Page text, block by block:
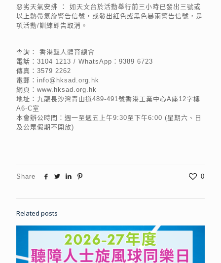
惡劣天氣安排 ： 如天文台於活動舉行前三小時已發出三號或
以上熱帶氣旋警告信號，或發出紅色或黑色暴雨警告信號，是
項活動/訓練即告取消。
查詢： 香港聾人體育總會
電話：3104 1213 / WhatsApp：9389 6723
傳真：3579 2262
電郵：info@hksad.org.hk
網頁：www.hksad.org.hk
地址：九龍長沙灣青山道489-491號香港工業中心A座12字樓
A6-C室
本會辦公時間：週一至週五上午9:30至下午6:00 (星期六、日
及公眾假期不開放)
Share 0
Related posts